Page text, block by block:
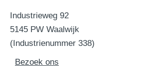
Industrieweg 92
5145 PW Waalwijk
(Industrienummer 338)
Bezoek ons